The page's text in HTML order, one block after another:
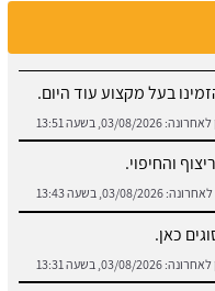
בעל מקצוע עוד היום.
לאחרונה: 03/08/2026, בשעה 13:51
והחיפוי.
לאחרונה: 03/08/2026, בשעה 13:43
כאן.
לאחרונה: 03/08/2026, בשעה 13:31